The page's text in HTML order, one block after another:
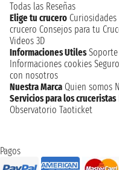
Todas las Reseñas
Elige tu crucero
crucero Consejos para tu
Videos 3D
Informaciones Utiles
Informaciones cookies Seguro
con nosotros
Nuestra Marca Quien somos
Servicios para los cruceristas
Observatorio Taoticket
Pagos